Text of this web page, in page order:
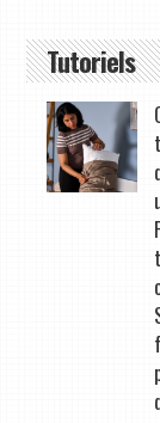
Tutoriels